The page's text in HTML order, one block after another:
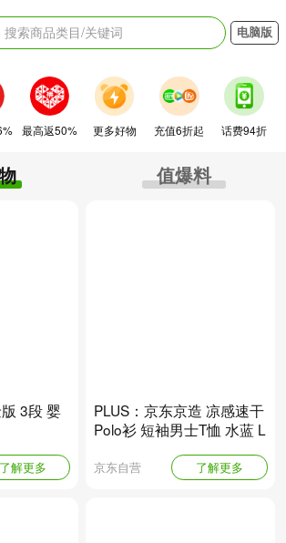
搜索商品类目/关键词 电脑版
最高返50% 更多好物 充值6折起 话费94折
值爆料
3段 婴
了解更多
PLUS：京东京造 凉感速干
Polo衫 短袖男士T恤 水蓝 L
京东自营 了解更多